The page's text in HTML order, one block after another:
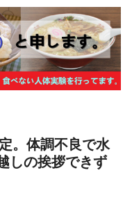
。体調不良で水
しの挨拶できず